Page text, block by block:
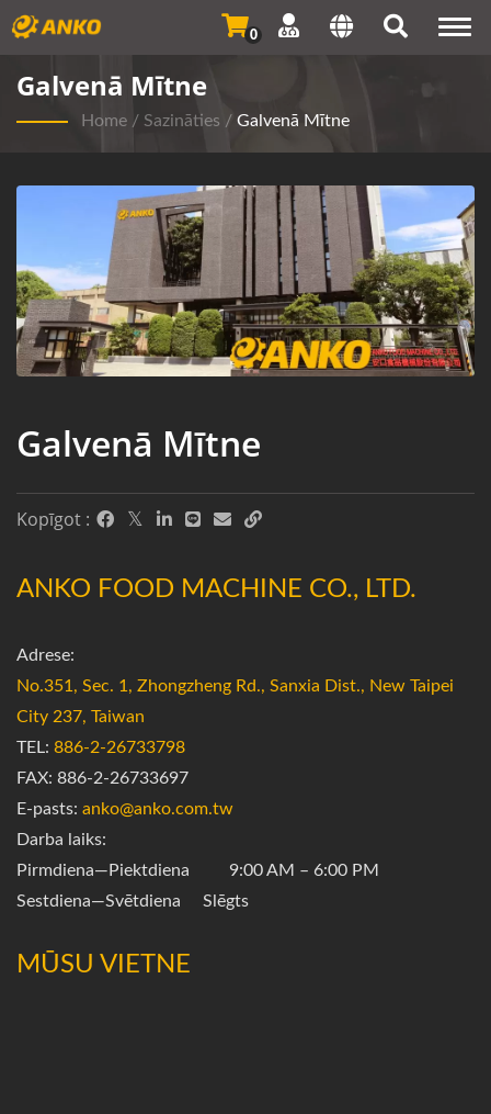
0
Galvenā Mītne
Home / Sazināties / Galvenā Mītne
Galvenā Mītne
Kopīgot :
ANKO FOOD MACHINE CO., LTD.
Adrese:
No.351, Sec. 1, Zhongzheng Rd., Sanxia Dist., New Taipei
City 237, Taiwan
TEL: 886-2-26733798
FAX: 886-2-26733697
E-pasts: anko@anko.com.tw
Darba laiks:
Pirmdiena—Piektdiena 9:00 AM – 6:00 PM
Sestdiena—Svētdiena Slēgts
MŪSU VIETNE